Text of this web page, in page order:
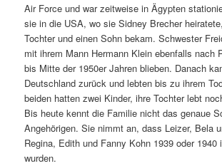
Air Force und war zeitweise in Ägypten
sie in die USA, wo sie Sidney Brecher
Tochter und einen Sohn bekam. Schwester
mit ihrem Mann Hermann Klein ebenfalls nach
bis Mitte der 1950er Jahren blieben. Danach
Deutschland zurück und lebten bis zu ihrem
beiden hatten zwei Kinder, ihre Tochter lebt
Bis heute kennt die Familie nicht das genaue
Angehörigen. Sie nimmt an, dass Leizer, Bela
Regina, Edith und Fanny Kohn 1939 oder 1940
wurden.